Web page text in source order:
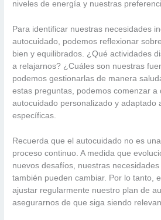
niveles de energía y nuestras
Para identificar nuestras necesidades
autocuidado, podemos reflexionar
bien y equilibrados. ¿Qué actividades
a relajarnos? ¿Cuáles son nuestras
podemos gestionarlas de manera
estas preguntas, podemos comenzar a
autocuidado personalizado y adaptado
específicas.
Recuerda que el autocuidado no es
proceso continuo. A medida que
nuevos desafíos, nuestras
también pueden cambiar. Por lo tanto,
ajustar regularmente nuestro plan de
asegurarnos de que siga siendo